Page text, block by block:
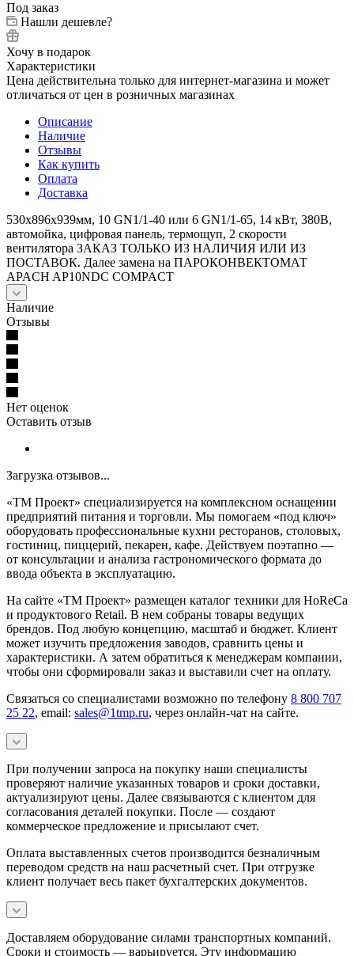
Под заказ
Нашли дешевле?
Хочу в подарок
Характеристики
Цена действительна только для интернет-магазина и может
отличаться от цен в розничных магазинах
Описание
Наличие
Отзывы
Как купить
Оплата
Доставка
530x896x939мм, 10 GN1/1-40 или 6 GN1/1-65, 14 кВт, 380В,
автомойка, цифровая панель, термощуп, 2 скорости
вентилятора ЗАКАЗ ТОЛЬКО ИЗ НАЛИЧИЯ ИЛИ ИЗ
ПОСТАВОК. Далее замена на ПАРОКОНВЕКТОМАТ
APACH AP10NDС COMPACT
Наличие
Отзывы
Нет оценок
Оставить отзыв
Загрузка отзывов...
«ТМ Проект» специализируется на комплексном оснащении
предприятий питания и торговли. Мы помогаем «под ключ»
оборудовать профессиональные кухни ресторанов, столовых,
гостиниц, пиццерий, пекарен, кафе. Действуем поэтапно —
от консультации и анализа гастрономического формата до
ввода объекта в эксплуатацию.
На сайте «ТМ Проект» размещен каталог техники для HoReCa
и продуктового Retail. В нем собраны товары ведущих
брендов. Под любую концепцию, масштаб и бюджет. Клиент
может изучить предложения заводов, сравнить цены и
характеристики. А затем обратиться к менеджерам компании,
чтобы они сформировали заказ и выставили счет на оплату.
Связаться со специалистами возможно по телефону 8 800 707
25 22, email: sales@1tmp.ru, через онлайн-чат на сайте.
При получении запроса на покупку наши специалисты
проверяют наличие указанных товаров и сроки доставки,
актуализируют цены. Далее связываются с клиентом для
согласования деталей покупки. После — создают
коммерческое предложение и присылают счет.
Оплата выставленных счетов производится безналичным
переводом средств на наш расчетный счет. При отгрузке
клиент получает весь пакет бухгалтерских документов.
Доставляем оборудование силами транспортных компаний.
Сроки и стоимость — варьируется. Эту информацию